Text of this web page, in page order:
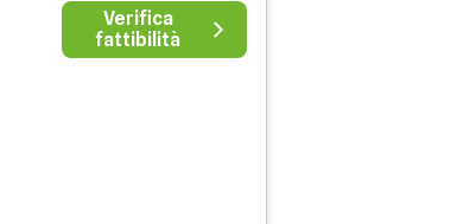
Verifica
fattibilità